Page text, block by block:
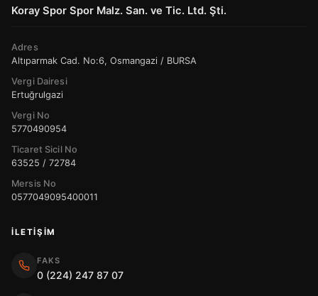
Koray Spor Spor Malz. San. ve Tic. Ltd. Şti.
Adres
Altıparmak Cad. No:6, Osmangazi / BURSA
Vergi Dairesi
Ertuğrulgazi
Vergi No
5770490954
Ticaret Sicil No
63525 / 72784
Mersis No
0577049095400011
İLETIŞIM
FAKS
0 (224) 247 87 07